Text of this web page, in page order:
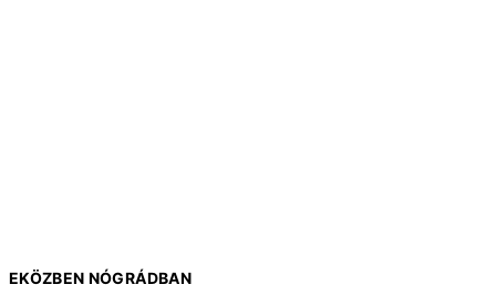
EKÖZBEN NÓGRÁDBAN